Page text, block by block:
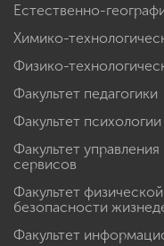
Естественно-
Химико-
Физико-
Факультет педагогики
Факультет психологии
Факультет
сервисов
Факультет
безопасности
Факультет